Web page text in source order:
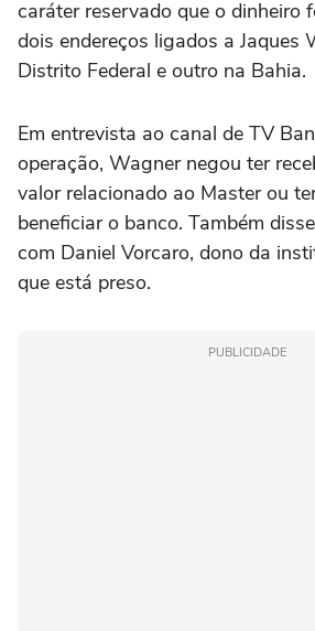
caráter reservado que o dinheiro
dois endereços ligados a Jaques
Distrito Federal e outro na Bahia.
Em entrevista ao canal de TV
operação, Wagner negou ter
valor relacionado ao Master ou
beneficiar o banco. Também
com Daniel Vorcaro, dono da
que está preso.
PUBLICIDADE